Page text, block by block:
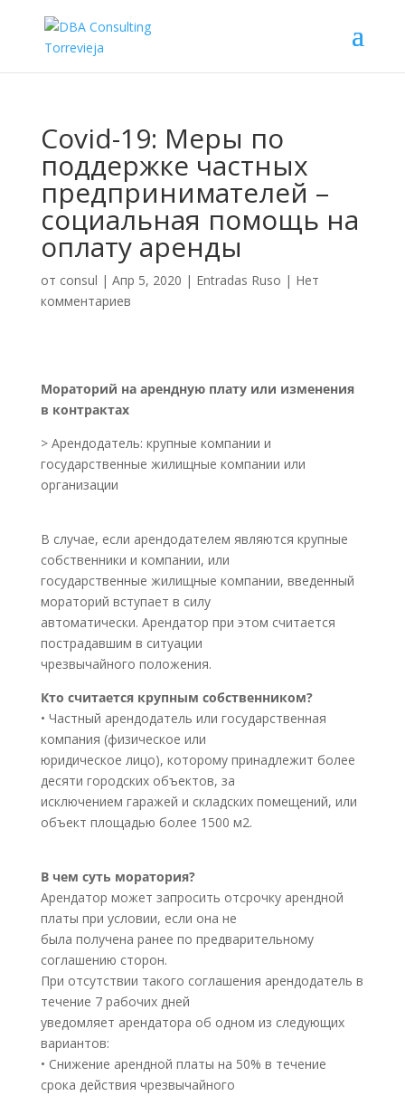
Covid-19: Меры по
поддержке частных
предпринимателей –
социальная помощь на
оплату аренды
от consul | Апр 5, 2020 | Entradas Ruso | Нет
комментариев
Мораторий на арендную плату или изменения
в контрактах
> Арендодатель: крупные компании и
государственные жилищные компании или
организации
В случае, если арендодателем являются крупные
собственники и компании, или
государственные жилищные компании, введенный
мораторий вступает в силу
автоматически. Арендатор при этом считается
пострадавшим в ситуации
чрезвычайного положения.
Кто считается крупным собственником?
• Частный арендодатель или государственная
компания (физическое или
юридическое лицо), которому принадлежит более
десяти городских объектов, за
исключением гаражей и складских помещений, или
объект площадью более 1500 м2.
В чем суть моратория?
Арендатор может запросить отсрочку арендной
платы при условии, если она не
была получена ранее по предварительному
соглашению сторон.
При отсутствии такого соглашения арендодатель в
течение 7 рабочих дней
уведомляет арендатора об одном из следующих
вариантов:
• Снижение арендной платы на 50% в течение
срока действия чрезвычайного